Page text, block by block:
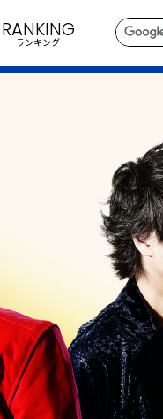
RANKING
ランキング